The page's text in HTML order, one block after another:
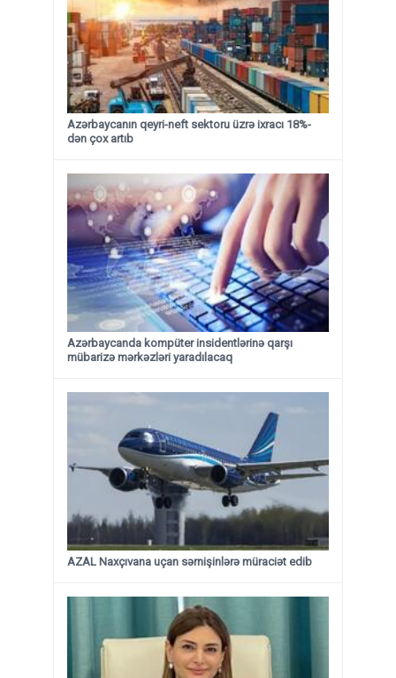
Azərbaycanın qeyri-neft sektoru üzrə ixracı 18%-
dən çox artıb
Azərbaycanda kompüter insidentlərinə qarşı
mübarizə mərkəzləri yaradılacaq
AZAL Naxçıvana uçan sərnişinlərə müraciət edib